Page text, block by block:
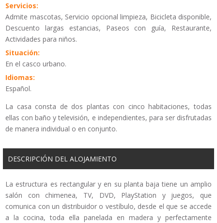
Servicios:
Admite mascotas, Servicio opcional limpieza, Bicicleta disponible,
Descuento largas estancias, Paseos con guía, Restaurante,
Actividades para niños.
Situación:
En el casco urbano.
Idiomas:
Español.
La casa consta de dos plantas con cinco habitaciones, todas
ellas con baño y televisión, e independientes, para ser disfrutadas
de manera individual o en conjunto.
DESCRIPCIÓN DEL ALOJAMIENTO
La estructura es rectangular y en su planta baja tiene un amplio
salón con chimenea, TV, DVD, PlayStation y juegos, que
comunica con un distribuidor o vestíbulo, desde el que se accede
a la cocina, toda ella panelada en madera y perfectamente